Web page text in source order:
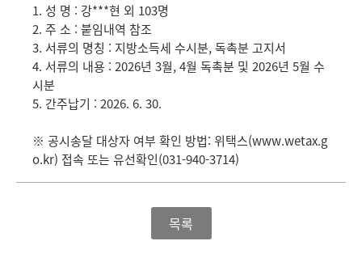
1. 성 명 : 강***현 외 103명
2. 주 소 : 붙임내역 참조
3. 서류의 명칭 : 지방소득세 수시분, 독촉분 고지서
4. 서류의 내용 : 2026년 3월, 4월 독촉분 및 2026년 5월 수
시분
5. 간주납기 : 2026. 6. 30.
※ 공시송달 대상자 여부 확인 방법: 위택스(www.wetax.g
o.kr) 접속 또는 유선확인(031-940-3714)
목록